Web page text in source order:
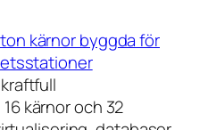
kärnor byggda för
kraftfull
kärnor och 32